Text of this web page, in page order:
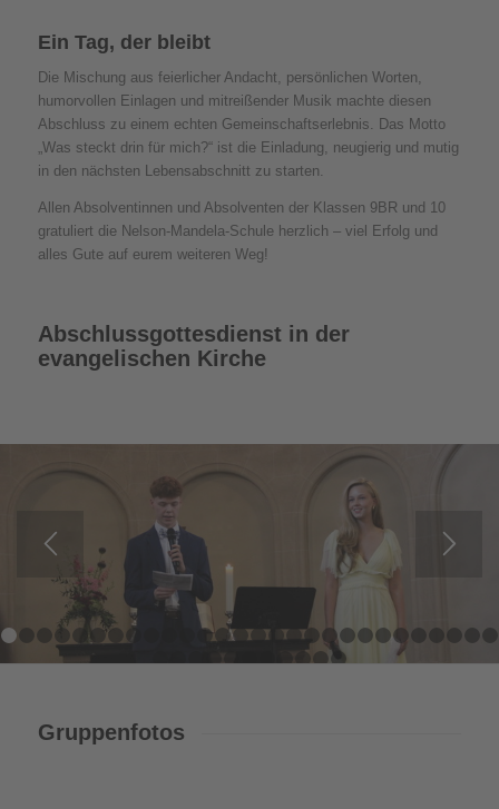
Ein Tag, der bleibt
Die Mischung aus feierlicher Andacht, persönlichen Worten,
humorvollen Einlagen und mitreißender Musik machte diesen
Abschluss zu einem echten Gemeinschaftserlebnis. Das Motto
„Was steckt drin für mich?“ ist die Einladung, neugierig und mutig
in den nächsten Lebensabschnitt zu starten.
Allen Absolventinnen und Absolventen der Klassen 9BR und 10
gratuliert die Nelson-Mandela-Schule herzlich – viel Erfolg und
alles Gute auf eurem weiteren Weg!
Abschlussgottesdienst in der
evangelischen Kirche
1 11 12 13 14 15 16 17 19 20 21
Gruppenfotos